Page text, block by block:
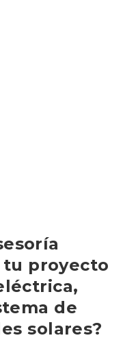
tu proyecto
de
solares?